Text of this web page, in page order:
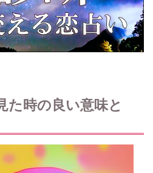
た時の良い意味と